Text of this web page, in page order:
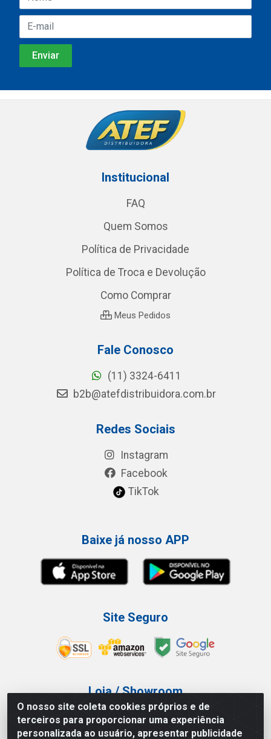
O nosso site coleta cookies próprios e de
terceiros para proporcionar uma experiência
personalizada ao usuário, apresentar publicidade
Institucional
FAQ
Quem Somos
Política de Privacidade
Política de Troca e Devolução
Como Comprar
Meus Pedidos
Fale Conosco
(11) 3324-6411
b2b@atefdistribuidora.com.br
Redes Sociais
Instagram
Facebook
TikTok
Baixe já nosso APP
Site Seguro
Loja / Showroom
Tel.: (11) 3227-0546
Av Vautier, 587/597 - Pari - São Paulo/SP